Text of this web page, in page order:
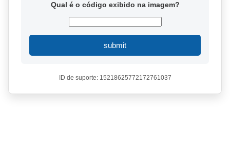
Qual é o código exibido na imagem?
submit
ID de suporte: 15218625772172761037